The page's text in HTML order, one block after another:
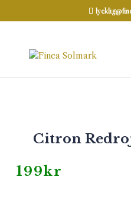
Hem Citrusfrukt
Citron
199kr